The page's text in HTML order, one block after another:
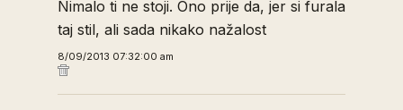
Nimalo ti ne stoji. Ono prije da, jer si furala
taj stil, ali sada nikako nažalost
8/09/2013 07:32:00 am